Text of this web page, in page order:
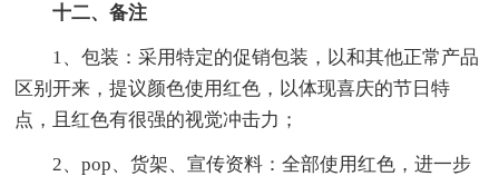
十二、备注
1、包装：采用特定的促销包装，以和其他正常产品
区别开来，提议颜色使用红色，以体现喜庆的节日特
点，且红色有很强的视觉冲击力；
2、pop、货架、宣传资料：全部使用红色，进一步